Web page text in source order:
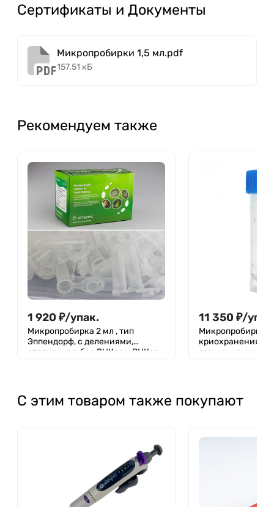
Сертификаты и Документы
Микропробирки 1,5 мл.pdf
157.51 кБ
Рекомендуем также
1 920 ₽/упак.
Микропробирка 2 мл , тип
Эппендорф, с делениями,
стерильная ,без ДНКаз и РНКаз,
11 350 ₽/
Микропробирка
криохранения
С этим товаром также покупают